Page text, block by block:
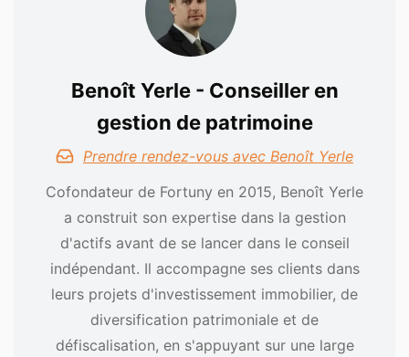
Benoît Yerle - Conseiller en
gestion de patrimoine
Prendre rendez-vous avec Benoît Yerle
Cofondateur de Fortuny en 2015, Benoît Yerle
a construit son expertise dans la gestion
d'actifs avant de se lancer dans le conseil
indépendant. Il accompagne ses clients dans
leurs projets d'investissement immobilier, de
diversification patrimoniale et de
défiscalisation, en s'appuyant sur une large